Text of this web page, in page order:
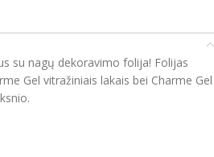
su nagų dekoravimo folija! Folijas
Gel vitražiniais lakais bei Charme Gel